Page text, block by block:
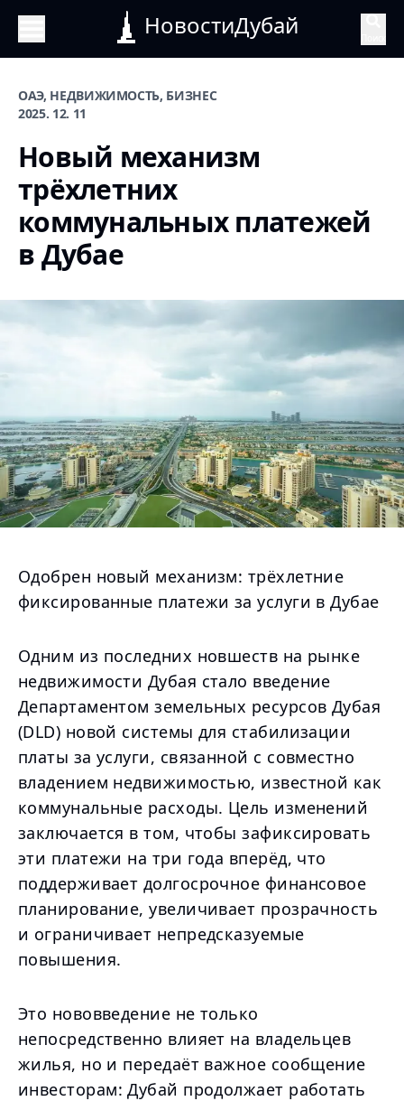
НовостиДубай
ОАЭ, НЕДВИЖИМОСТЬ, БИЗНЕС
2025. 12. 11
Новый механизм
трёхлетних
коммунальных платежей
в Дубае
Одобрен новый механизм: трёхлетние
фиксированные платежи за услуги в Дубае
Одним из последних новшеств на рынке
недвижимости Дубая стало введение
Департаментом земельных ресурсов Дубая
(DLD) новой системы для стабилизации
платы за услуги, связанной с совместно
владением недвижимостью, известной как
коммунальные расходы. Цель изменений
заключается в том, чтобы зафиксировать
эти платежи на три года вперёд, что
поддерживает долгосрочное финансовое
планирование, увеличивает прозрачность
и ограничивает непредсказуемые
повышения.
Это нововведение не только
непосредственно влияет на владельцев
жилья, но и передаёт важное сообщение
инвесторам: Дубай продолжает работать